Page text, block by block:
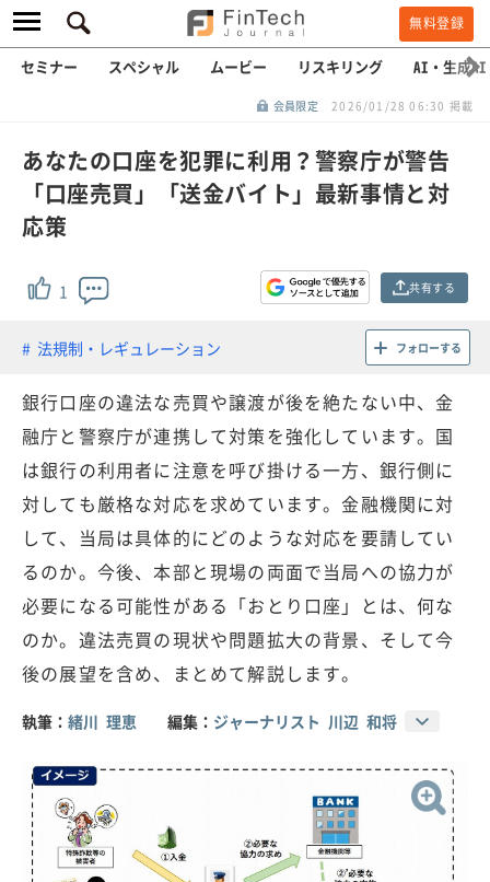
無料登録
セミナー スペシャル ムービー リスキリング AI・生成AI
会員限定 2026/01/28 06:30 掲載
あなたの口座を犯罪に利用？警察庁が警告
「口座売買」「送金バイト」最新事情と対
応策
1 共有する
法規制・レギュレーション フォローする
銀行口座の違法な売買や譲渡が後を絶たない中、金
融庁と警察庁が連携して対策を強化しています。国
は銀行の利用者に注意を呼び掛ける一方、銀行側に
対しても厳格な対応を求めています。金融機関に対
して、当局は具体的にどのような対応を要請してい
るのか。今後、本部と現場の両面で当局への協力が
必要になる可能性がある「おとり口座」とは、何な
のか。違法売買の現状や問題拡大の背景、そして今
後の展望を含め、まとめて解説します。
執筆： 緒川 理恵 編集： ジャーナリスト 川辺 和将